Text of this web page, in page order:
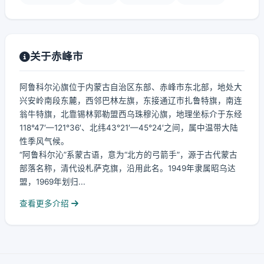
关于赤峰市
阿鲁科尔沁旗位于内蒙古自治区东部、赤峰市东北部，地处大
兴安岭南段东麓，西邻巴林左旗，东接通辽市扎鲁特旗，南连
翁牛特旗，北靠锡林郭勒盟西乌珠穆沁旗，地理坐标介于东经
118°47′—121°36′、北纬43°21′—45°24′之间，属中温带大陆
性季风气候。
“阿鲁科尔沁”系蒙古语，意为“北方的弓箭手”，源于古代蒙古
部落名称，清代设札萨克旗，沿用此名。1949年隶属昭乌达
盟，1969年划归...
查看更多介绍